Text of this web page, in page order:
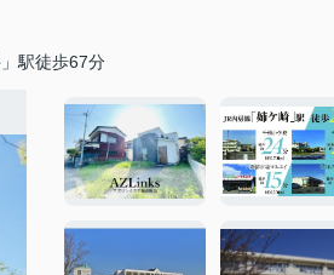
駅徒歩67分